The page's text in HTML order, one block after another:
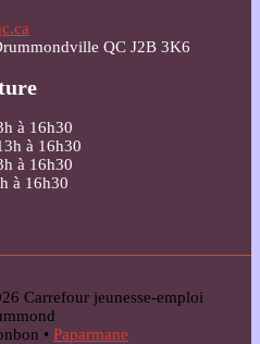
QC J2B 3K6
à 16h30
à 16h30
à 16h30
à 16h30
Carrefour jeunesse-emploi
• Paparmane